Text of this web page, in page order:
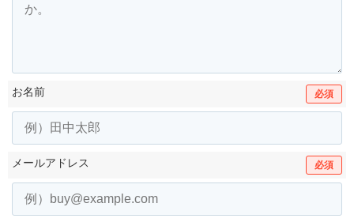
お名前 必須
メールアドレス 必須